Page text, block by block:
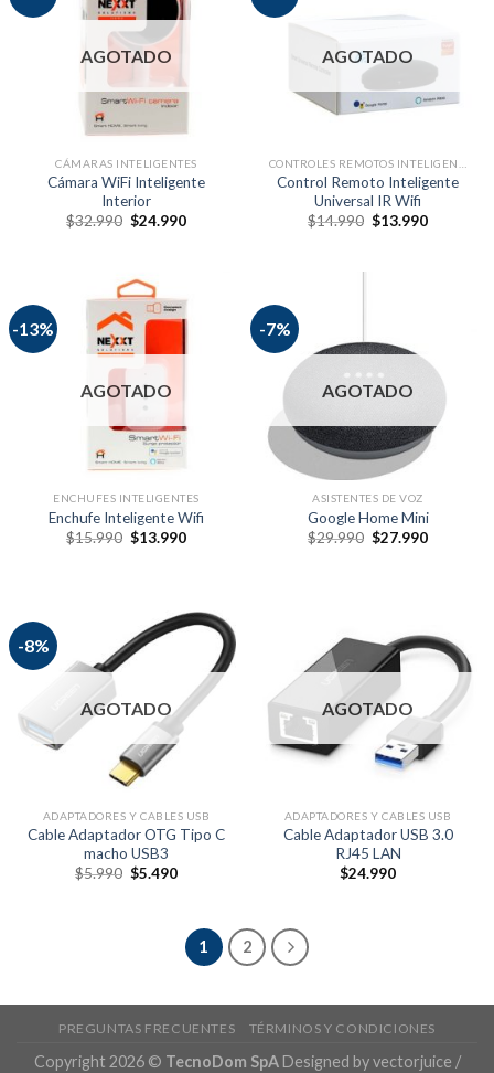
AGOTADO
CÁMARAS INTELIGENTES
Cámara WiFi Inteligente
Interior
$32.990 $24.990
AGOTADO
Control Remoto Inteligente
Universal IR Wifi
$14.990 $13.990
-13%
AGOTADO
ENCHUFES INTELIGENTES
Enchufe Inteligente Wifi
$15.990 $13.990
-7%
AGOTADO
ASISTENTES DE VOZ
Google Home Mini
$29.990 $27.990
-8%
AGOTADO
ADAPTADORES Y CABLES USB
Cable Adaptador OTG Tipo C
macho USB3
$5.990 $5.490
AGOTADO
ADAPTADORES Y CABLES USB
Cable Adaptador USB 3.0
RJ45 LAN
$24.990
1 2
PREGUNTAS FRECUENTES TÉRMINOS Y CONDICIONES
Copyright 2026 © TecnoDom SpA Designed by vectorjuice /